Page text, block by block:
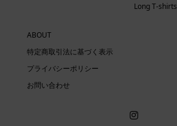
Long T-shirts
ABOUT
特定商取引法に基づく表示
プライバシーポリシー
お問い合わせ